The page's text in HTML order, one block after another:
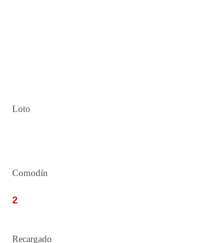
Loto
Comodín
2
Recargado